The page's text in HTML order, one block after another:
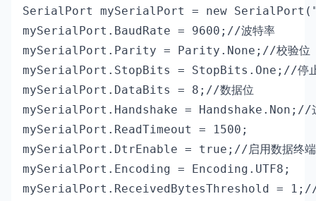
SerialPort mySerialPort = new
mySerialPort.BaudRate = 9600;//波特率
mySerialPort.Parity = Parity.None;//校验位
mySerialPort.StopBits = StopBits.One;//停
mySerialPort.DataBits = 8;//数据位
mySerialPort.Handshake = Handshake.Non;//这句
mySerialPort.ReadTimeout = 1500;
mySerialPort.DtrEnable = true;//启用数据终端
mySerialPort.Encoding = Encoding.UTF8;
mySerialPort.ReceivedBytesThreshold = 1;//